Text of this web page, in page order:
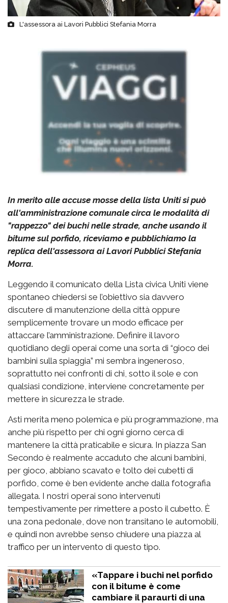
L'assessora ai Lavori Pubblici Stefania Morra
In merito alle accuse mosse della lista Uniti si può
all'amministrazione comunale circa le modalità di
"rappezzo" dei buchi nelle strade, anche usando il
bitume sul porfido, riceviamo e pubblichiamo la
replica dell'assessora ai Lavori Pubblici Stefania
Morra.
Leggendo il comunicato della Lista civica Uniti viene
spontaneo chiedersi se l’obiettivo sia davvero
discutere di manutenzione della città oppure
semplicemente trovare un modo efficace per
attaccare l’amministrazione. Definire il lavoro
quotidiano degli operai come una sorta di “gioco dei
bambini sulla spiaggia” mi sembra ingeneroso,
soprattutto nei confronti di chi, sotto il sole e con
qualsiasi condizione, interviene concretamente per
mettere in sicurezza le strade.
Asti merita meno polemica e più programmazione, ma
anche più rispetto per chi ogni giorno cerca di
mantenere la città praticabile e sicura. In piazza San
Secondo è realmente accaduto che alcuni bambini,
per gioco, abbiano scavato e tolto dei cubetti di
porfido, come è ben evidente anche dalla fotografia
allegata. I nostri operai sono intervenuti
tempestivamente per rimettere a posto il cubetto. È
una zona pedonale, dove non transitano le automobili,
e quindi non avrebbe senso chiudere una piazza al
traffico per un intervento di questo tipo.
«Tappare i buchi nel porfido
con il bitume è come
cambiare il paraurti di una